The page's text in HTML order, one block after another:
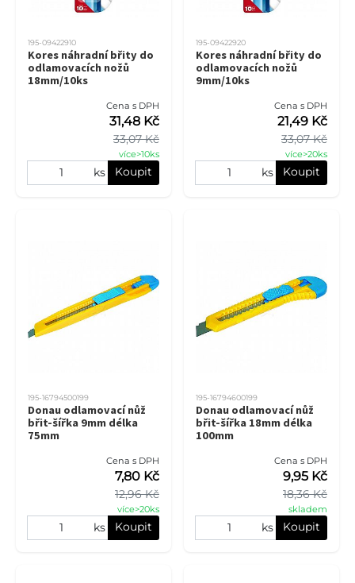
195-09422910
Kores náhradní břity do
odlamovacích nožů
18mm/10ks
Cena s DPH
33,07 Kč
31,48 Kč
více>10ks
ks Koupit
195-09422920
Kores náhradní břity do
odlamovacích nožů
9mm/10ks
Cena s DPH
33,07 Kč
21,49 Kč
více>20ks
ks Koupit
195-16794500199
Donau odlamovací nůž
břit-šířka 9mm délka
75mm
Cena s DPH
12,96 Kč
7,80 Kč
více>20ks
ks Koupit
195-16794600199
Donau odlamovací nůž
břit-šířka 18mm délka
100mm
Cena s DPH
18,36 Kč
9,95 Kč
skladem
ks Koupit